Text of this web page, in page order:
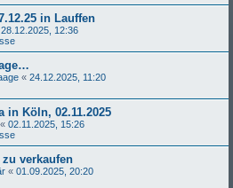
in Lauffen
28.12.2025, 12:36
« 24.12.2025, 11:20
in Köln, 02.11.2025
« 02.11.2025, 15:26
verkaufen
« 01.09.2025, 20:20